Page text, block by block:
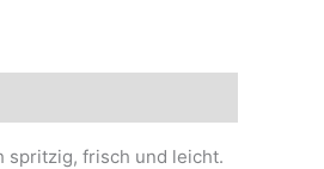
spritzig, frisch und leicht.